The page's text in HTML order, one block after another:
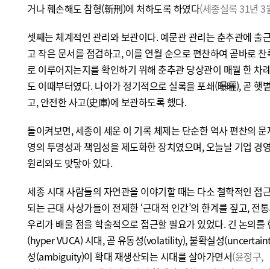
거나 훼손해도 참형(斬刑)에 처하도록 하였다(세종실록 31년 3
셋째는 체계적인 관리와 보관이다. 예문관 관리는 춘추관에 출
고 작은 문서를 점검하고, 이를 연월 순으로 편찬하여 곧바로
로 이루어지는지를 확인하기 위해 춘추관 당상관이 매월 한 차
도 이때부터였다. 나아가 정기적으로 실록을 포쇄(曝曬), 곧 햇
고, 안전한 사고(史庫)에 보관하도록 했다.
돌이켜보면, 세종이 세운 이 기록 체제는 단순한 역사 편찬의
영의 투명성과 책임성을 제도화한 장치였으며, 오늘날 기업 경
원리와도 맞닿아 있다.
세종 시대 사람들의 자연관을 이야기할 때는 다소 철학적인 접
되는 근대 사상가들이 전제한 ‘근대적 인간’의 한계를 짚고, 전
우리가 배울 점을 학술적으로 접근할 필요가 있었다. 긴 논의를
(hyper VUCA) 시대, 곧 유동성(volatility), 불확실성
성(ambiguity)이 확대 재생산되는 시대를 살아가면서(윤정구,